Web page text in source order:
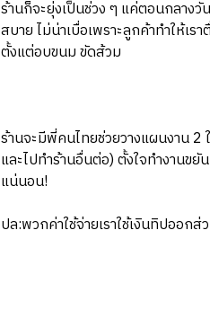
ร้านก็จะยุ่งเป็นช่วง ๆ แค่ตอนกลาง
สบาย ไม่น่าเบื่อเพราะลูกค้าทำให้เ
ตั้งแต่อบขนม ขัดส้วม
ร้านจะมีพี่คนไทยช่วยวางแผนงาน
และไปทำร้านอื่นต่อ) ตั้งใจทำงานขยั
แน่นอน!
ปล:พวกค่าใช้จ่ายเราใช้เงินทิปออก